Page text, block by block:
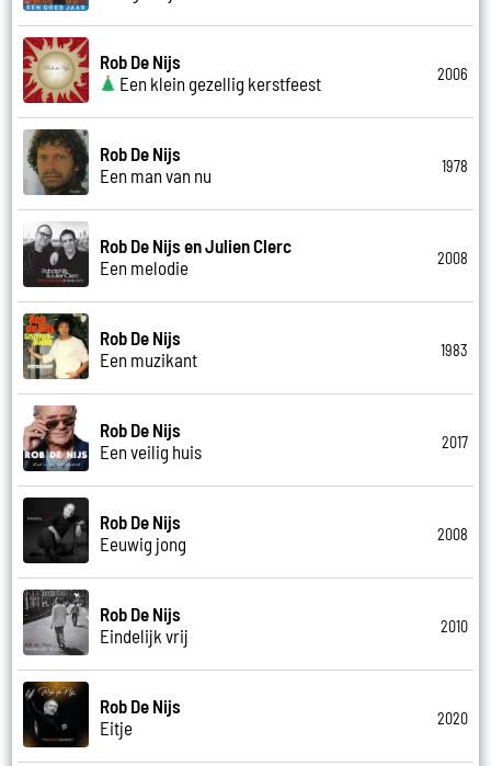
Rob De Nijs
Een klein gezellig kerstfeest
2006
Rob De Nijs
Een man van nu
1978
Rob De Nijs en Julien Clerc
Een melodie
2008
Rob De Nijs
Een muzikant
1983
Rob De Nijs
Een veilig huis
2017
Rob De Nijs
Eeuwig jong
2008
Rob De Nijs
Eindelijk vrij
2010
Rob De Nijs
Eitje
2020